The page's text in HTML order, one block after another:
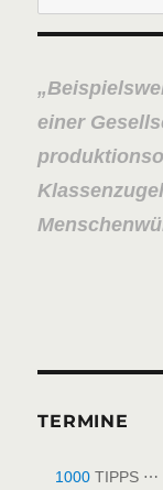
nach:
einer
TERMINE
1000 TIPPS ⋯